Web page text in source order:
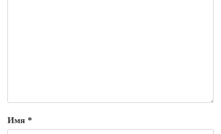
Имя *